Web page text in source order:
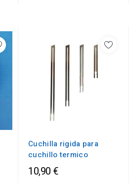
Cuchilla rigida para
cuchillo termico
10,90 €